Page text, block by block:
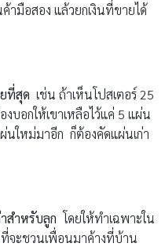
ามือสอง แล้วยกเงินที่ขายได้
ที่สุด เช่น ถ้าเห็นโปสเตอร์ 25
อกให้เขาเหลือไว้แค่ 5 แผ่น
นใหม่มาอีก ก็ต้องคัดแผ่นเก่า
สำหรับลูก โดยให้ทำเฉพาะใน
จะชวนเพื่อนมาค้างที่บ้าน